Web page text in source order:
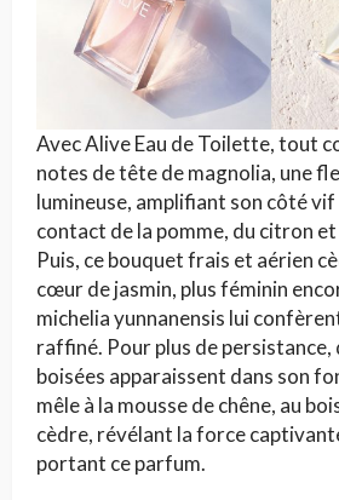
Avec Alive Eau de Toilette, tout
notes de tête de magnolia, une
lumineuse, amplifiant son côté
contact de la pomme, du citron
Puis, ce bouquet frais et aérien
cœur de jasmin, plus féminin
michelia yunnanensis lui
raffiné. Pour plus de
boisées apparaissent dans son
mêle à la mousse de chêne, au
cèdre, révélant la force
portant ce parfum.